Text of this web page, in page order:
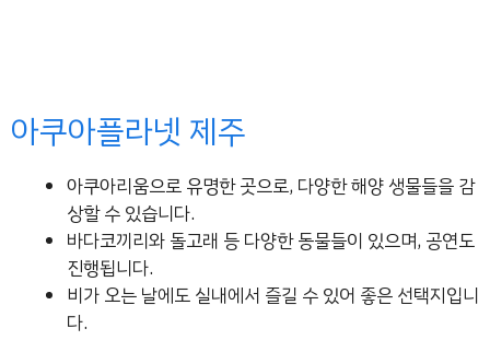
아쿠아플라넷 제주
아쿠아리움으로 유명한 곳으로, 다양한 해양 생물들을 감
상할 수 있습니다.
바다코끼리와 돌고래 등 다양한 동물들이 있으며, 공연도
진행됩니다.
비가 오는 날에도 실내에서 즐길 수 있어 좋은 선택지입니
다.